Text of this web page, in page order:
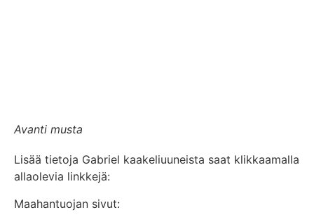
Avanti musta
Lisää tietoja Gabriel kaakeliuuneista saat klikkaamalla
allaolevia linkkejä:
Maahantuojan sivut: